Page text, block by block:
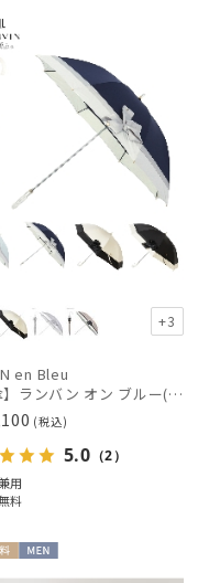
+3
en Bleu
【日傘】ランバン オン ブルー(LANVIN en Bleu) ビジューリボン 晴雨兼用日傘 遮光 遮熱 UV
(税込)
5.0 （2）
用
料